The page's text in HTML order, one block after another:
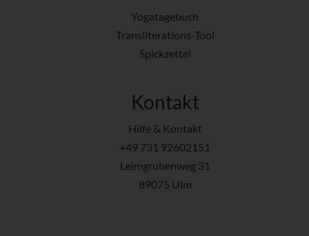
Yogatagebuch
Transliterations-Tool
Spickzettel
Kontakt
Hilfe & Kontakt
+49 731 92602151
Leimgrubenweg 31
89075 Ulm